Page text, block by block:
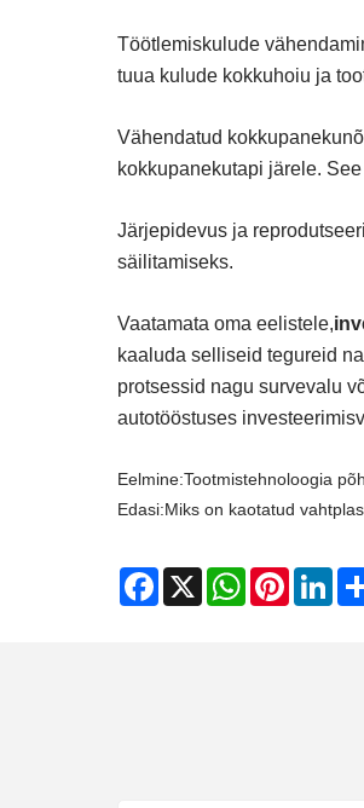
Töötlemiskulude
tuua kulude kokkuhoiu ja
Vähendatud
kokkupanekutapi järele.
Järjepidevus ja
säilitamiseks.
Vaatamata oma eelistele,
kaaluda selliseid tegureid
protsessid nagu survevalu
autotööstuses
Eelmine:​Tootmistehnoloogia
Edasi:Miks on kaotatud
Facebook
X WhatsAppPinterest